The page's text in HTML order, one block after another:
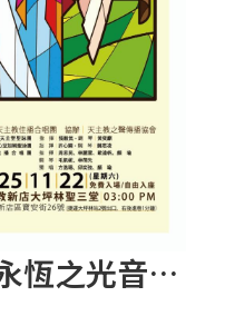
2025/11/22(六) 永恆之光音樂會